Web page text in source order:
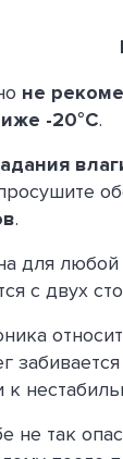
не
-20°С.
.
для
с двух
не так